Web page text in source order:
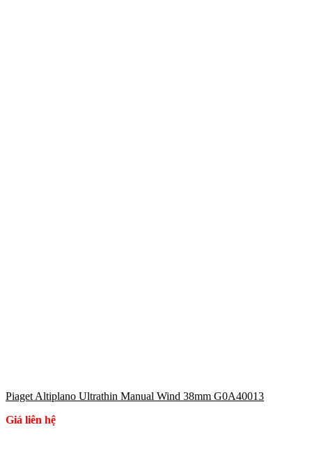
Piaget Altiplano Ultrathin Manual Wind 38mm G0A40013
Giá liên hệ